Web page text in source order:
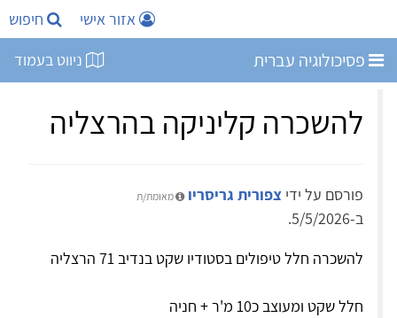
אזור אישי חיפוש
פסיכולוגיה עברית ניווט בעמוד
להשכרה קליניקה בהרצליה
פורסם על ידי צפורית גריסריו מאומת/ת
ב-5/5/2026.
להשכרה חלל טיפולים בסטודיו שקט בנדיב 71 הרצליה
חלל שקט ומעוצב כ10 מ'ר + חניה